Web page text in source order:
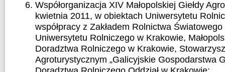
Współorganizacja XIV Małopolskiej Giełdy
kwietnia 2011, w obiektach Uniwersytetu
współpracy z Zakładem Rolnictwa
Uniwersytetu Rolniczego w Krakowie,
Doradztwa Rolniczego w Krakowie,
Agroturystycznym „Galicyjskie Gospodarstwa